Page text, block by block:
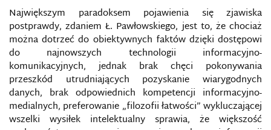
Największym paradoksem pojawienia się zjawiska
postprawdy, zdaniem Ł. Pawłowskiego, jest to, że chociaż
można dotrzeć do obiektywnych faktów dzięki dostępowi
do najnowszych technologii informacyjno-
komunikacyjnych, jednak brak chęci pokonywania
przeszkód utrudniających pozyskanie wiarygodnych
danych, brak odpowiednich kompetencji informacyjno-
medialnych, preferowanie „filozofii łatwości” wykluczającej
wszelki wysiłek intelektualny sprawia, że większość
KRAJOWY SYSTEM CYBERBEZPIECZEŃSTWA
KRYMINALISTYKA MEDIÓW CYFROWYCH
KULTURA BEZPIECZEŃSTWA INFORMACYJNEGO
KULTURA INFORMACYJNA